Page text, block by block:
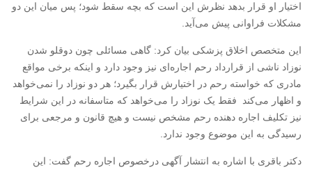
اختیار او قرار بدهد نظرش این است که بچه سقط شود؛ پس میان این دو
مشکلات فراوانی پیش می‌آید.
این متخصص اخلاق پزشکی بیان کرد: گاهی مسائلی چون دوقلو شدن
نوزاد ناشی از قرارداد رحم اجاره‌ای نیز وجود دارد و اینکه برخی مواقع
مادری که خواسته رحم در اختیارش قرار بگیرد؛ هر دو نوزاد را نمی‌خواهد
و اظهار می‌کند فقط یک نوزاد را می‌خواهد که متاسفانه در این شرایط
نیز تکلیف اجاره دهنده رحم مشخص نیست و هیچ قانون و مرجعی برای
رسیدگی به این موضوع وجود ندارد.
دکتر باقری با اشاره به انتشار آگهی درخصوص اجاره رحم گفت: این